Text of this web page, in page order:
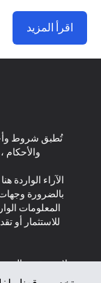
اقرأ المزيد
تُطبق شروط
والأحكام
الآراء الواردة
بالضرورة
المعلومات
للاستثمار أو
لا يتم تقديم
المقيمين في